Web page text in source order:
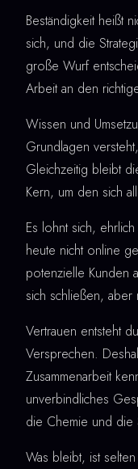
Beständigkeit heißt
sich, und die
große Wurf
Arbeit an den
Wissen und
Grundlagen
Gleichzeitig bleibt
Kern, um den sich
Es lohnt sich,
heute nicht online
potenzielle Kunden
sich schließen, aber
Vertrauen entsteht
Versprechen.
Zusammenarbeit
unverbindliches
die Chemie und die
Was bleibt, ist